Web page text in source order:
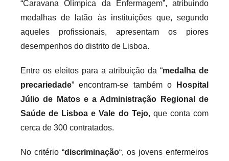
“Caravana Olímpica da Enfermagem”, atribuindo
medalhas de latão às instituições que, segundo
aqueles profissionais, apresentam os piores
desempenhos do distrito de Lisboa.
Entre os eleitos para a atribuição da “medalha de
precariedade” encontram-se também o
Hospital
Júlio de Matos e a Administração Regional de
Saúde de Lisboa e Vale do Tejo, que conta com
cerca de 300 contratados.
No critério “discriminação“, os jovens enfermeiros